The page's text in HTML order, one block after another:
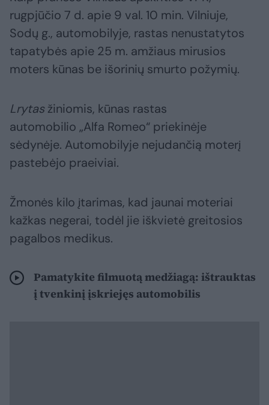
rugpjūčio 7 d. apie 9 val. 10 min. Vilniuje,
Sodų g., automobilyje, rastas nenustatytos
tapatybės apie 25 m. amžiaus mirusios
moters kūnas be išorinių smurto požymių.
Lrytasžiniomis, kūnas rastas
automobilio „Alfa Romeo“ priekinėje
sėdynėje. Automobilyje nejudančią moterį
pastebėjo praeiviai.
Žmonės kilo įtarimas, kad jaunai moteriai
kažkas negerai, todėl jie iškvietė greitosios
pagalbos medikus.
Pamatykite filmuotą medžiagą: ištrauktas
į tvenkinį įskriejęs automobilis